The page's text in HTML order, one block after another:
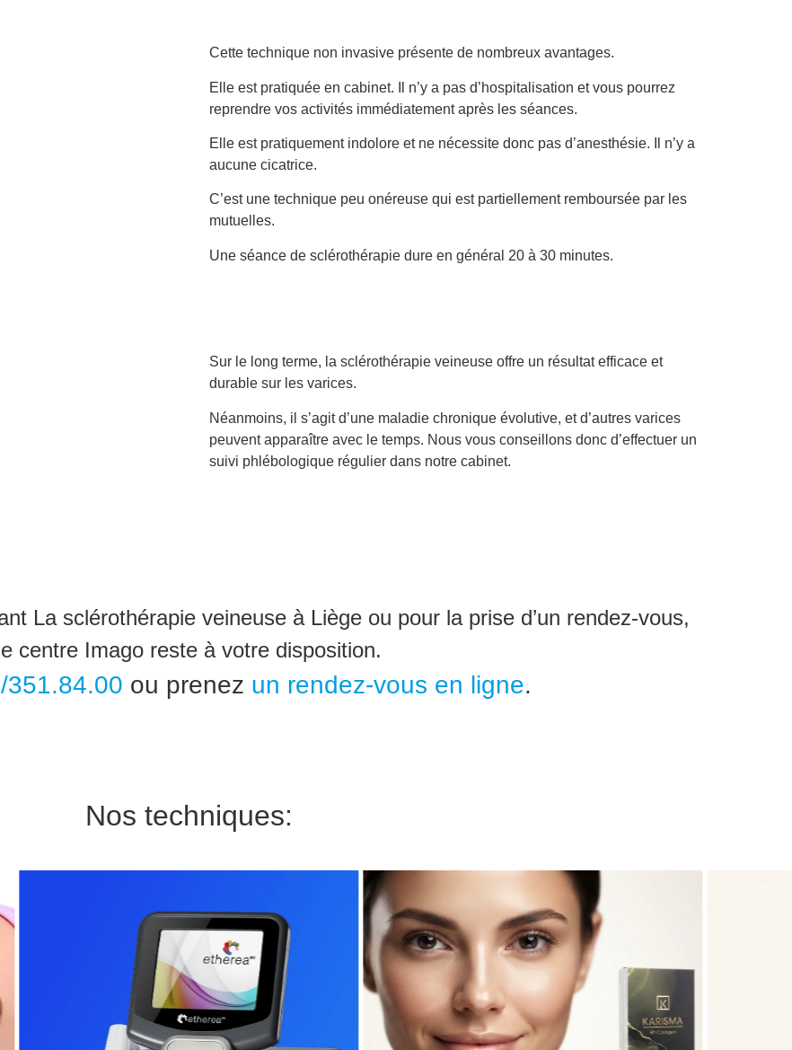
Cette technique non invasive présente de nombreux avantages.
Elle est pratiquée en cabinet. Il n’y a pas d’hospitalisation et vous pourrez
reprendre vos activités immédiatement après les séances.
Elle est pratiquement indolore et ne nécessite donc pas d’anesthésie. Il n’y a
aucune cicatrice.
C’est une technique peu onéreuse qui est partiellement remboursée par les
mutuelles.
Une séance de sclérothérapie dure en général 20 à 30 minutes.
Sur le long terme, la sclérothérapie veineuse offre un résultat efficace et
durable sur les varices.
Néanmoins, il s’agit d’une maladie chronique évolutive, et d’autres varices
peuvent apparaître avec le temps. Nous vous conseillons donc d’effectuer un
suivi phlébologique régulier dans notre cabinet.
La sclérothérapie veineuse à Liège ou pour la prise d’un rendez-vous,
centre Imago reste à votre disposition.
351.84.00 ou prenez un rendez-vous en ligne.
Nos techniques: